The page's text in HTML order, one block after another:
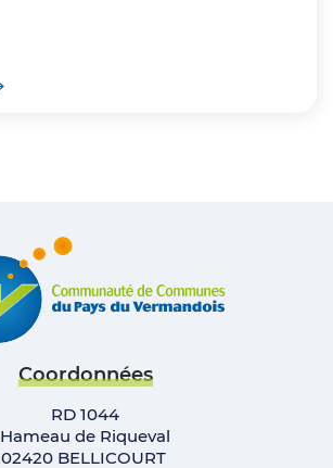
Coordonnées
RD 1044
Hameau de Riqueval
02420 BELLICOURT